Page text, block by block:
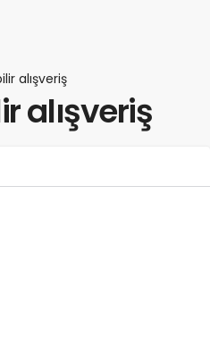
alışveriş
alışveriş